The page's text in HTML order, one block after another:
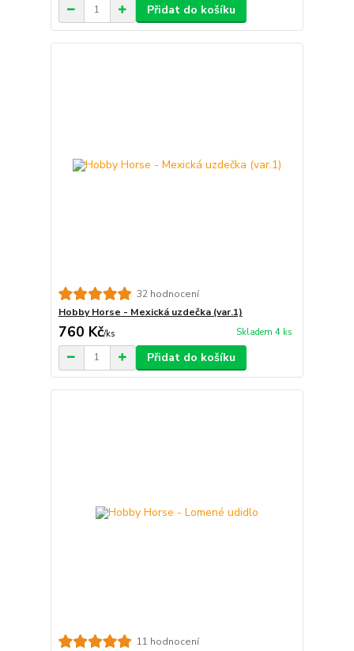
Přidat do košíku
32 hodnocení
Hobby Horse - Mexická uzdečka (var.1)
760 Kč/ks Skladem 4 ks
Přidat do košíku
11 hodnocení